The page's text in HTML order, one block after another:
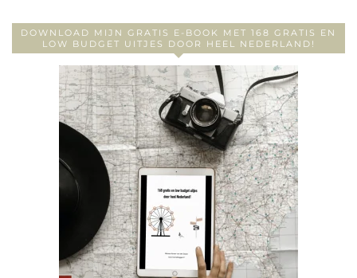
DOWNLOAD MIJN GRATIS E-BOOK MET 168 GRATIS EN
LOW BUDGET UITJES DOOR HEEL NEDERLAND!